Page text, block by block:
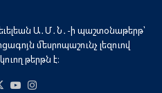
Ա․Մ․Ն․-ի պաշտօնաթերթ՝
մեսրոպաշունչ լեզուով
թերթն է։
X YouTube